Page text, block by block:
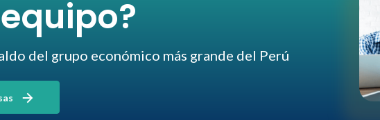
del grupo económico más grande del Perú